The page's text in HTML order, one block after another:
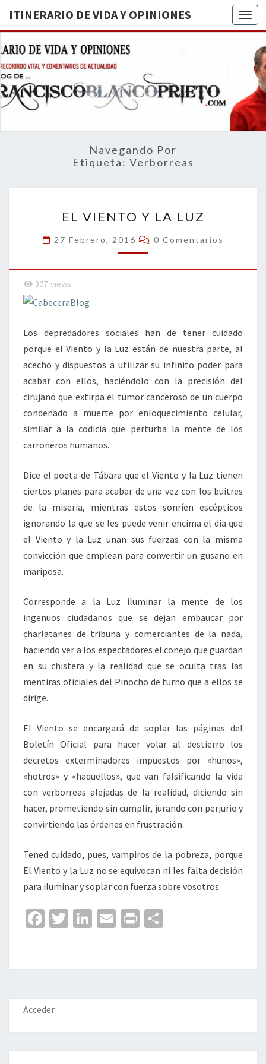
ITINERARIO DE VIDA Y OPINIONES
DE
BREVE
RECORRIDO
VITAL Y
ACTUALIDAD
Navegando Por
Etiqueta: Verborreas
VIENTO
Y
LA
LUZ
EL VIENTO Y LA LUZ
27 Febrero, 2016 Comentarios
0 Comentarios
307 views
Los depredadores sociales han de tener cuidado
porque el Viento y la Luz están de nuestra parte, al
acecho y dispuestos a utilizar su infinito poder para
acabar con ellos, haciéndolo con la precisión del
cirujano que extirpa el tumor canceroso de un cuerpo
condenado a muerte por enloquecimiento celular,
similar a la codicia que perturba la mente de los
carroñeros humanos.
Dice el poeta de Tábara que el Viento y la Luz tienen
ciertos planes para acabar de una vez con los buitres
de la miseria, mientras estos sonríen escépticos
ignorando la que se les puede venir encima el día que
el Viento y la Luz unan sus fuerzas con la misma
convicción que emplean para convertir un gusano en
mariposa.
Corresponde a la Luz iluminar la mente de los
ingenuos ciudadanos que se dejan embaucar por
charlatanes de tribuna y comerciantes de la nada,
haciendo ver a los espectadores el conejo que guardan
en su chistera y la realidad que se oculta tras las
mentiras oficiales del Pinocho de turno que a ellos se
dirige.
El Viento se encargará de soplar las páginas del
Boletín Oficial para hacer volar al destierro los
decretos exterminadores impuestos por «hunos»,
«hotros» y «haquellos», que van falsificando la vida
con verborreas alejadas de la realidad, diciendo sin
hacer, prometiendo sin cumplir, jurando con perjurio y
convirtiendo las órdenes en frustración.
Tened cuidado, pues, vampiros de la pobreza, porque
El Viento y la Luz no se equivocan ni les falta decisión
para iluminar y soplar con fuerza sobre vosotros.
Fa
o
o
k
T
er
Li
dI
n
E
l
Pr
p
ar
Acceder